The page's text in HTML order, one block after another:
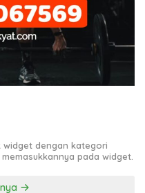
widget dengan kategori
pada widget.